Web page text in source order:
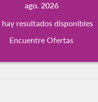
ago. 2026
hay resultados disponibles
Encuentre Ofertas